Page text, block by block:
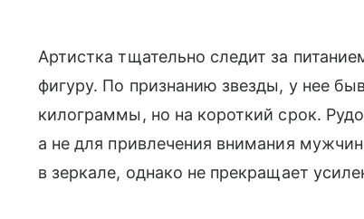
Артистка тщательно следит за
фигуру. По признанию звезды, у нее
килограммы, но на короткий срок.
а не для привлечения внимания
в зеркале, однако не прекращает